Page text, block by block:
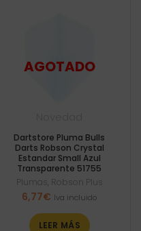
Dartstore Pluma Bulls
Darts Robson Crystal
Estandar Small Azul
Transparente 51755
Plumas Robson Plus
6,77€ Iva incluido
LEER MÁS